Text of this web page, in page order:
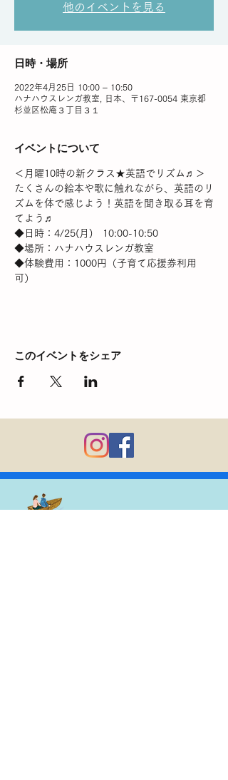
他のイベントを見る
日時・場所
2022年4月25日 10:00 – 10:50
ハナハウスレンガ教室, 日本、〒167-0054 東京都
杉並区松庵３丁目３１
イベントについて
＜月曜10時の新クラス★英語でリズム♬＞
たくさんの絵本や歌に触れながら、英語のリ
ズムを体で感じよう！英語を聞き取る耳を育
てよう♬
◆日時：4/25(月)　10:00-10:50
◆場所：ハナハウスレンガ教室
◆体験費用：1000円（子育て応援券利用
可）
このイベントをシェア